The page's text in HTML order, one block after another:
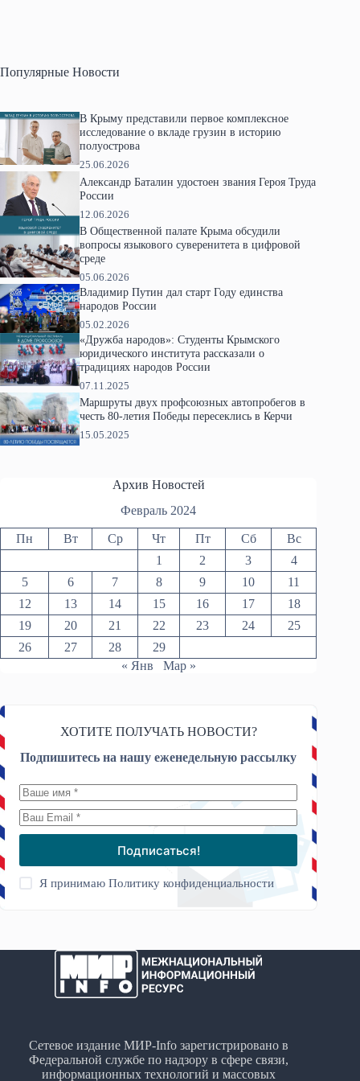
Популярные Новости
В Крыму представили первое комплексное
исследование о вкладе грузин в историю
полуострова
25.06.2026
Александр Баталин удостоен звания Героя Труда
России
12.06.2026
В Общественной палате Крыма обсудили
вопросы языкового суверенитета в цифровой
среде
05.06.2026
Владимир Путин дал старт Году единства
народов России
05.02.2026
«Дружба народов»: Студенты Крымского
юридического института рассказали о
традициях народов России
07.11.2025
Маршруты двух профсоюзных автопробегов в
честь 80-летия Победы пересеклись в Керчи
15.05.2025
Архив Новостей
Февраль 2024
Пн Вт Ср Чт Пт Сб
Вс
1
2 3
4
5
6 7 8 9 10
11
12
13 14 15 16 17
18
19
20 21 22 23 24
25
26
27 28
29
« Янв
Мар »
ХОТИТЕ ПОЛУЧАТЬ НОВОСТИ?
Подпишитесь на нашу еженедельную рассылку
Подписаться!
Я принимаюПолитику конфиденциальности
Сетевое издание МИР-Info зарегистрировано в
Федеральной службе по надзору в сфере связи,
информационных технологий и массовых